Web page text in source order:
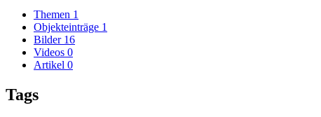
Themen 1
Objekteinträge 1
Bilder 16
Videos 0
Artikel 0
Tags